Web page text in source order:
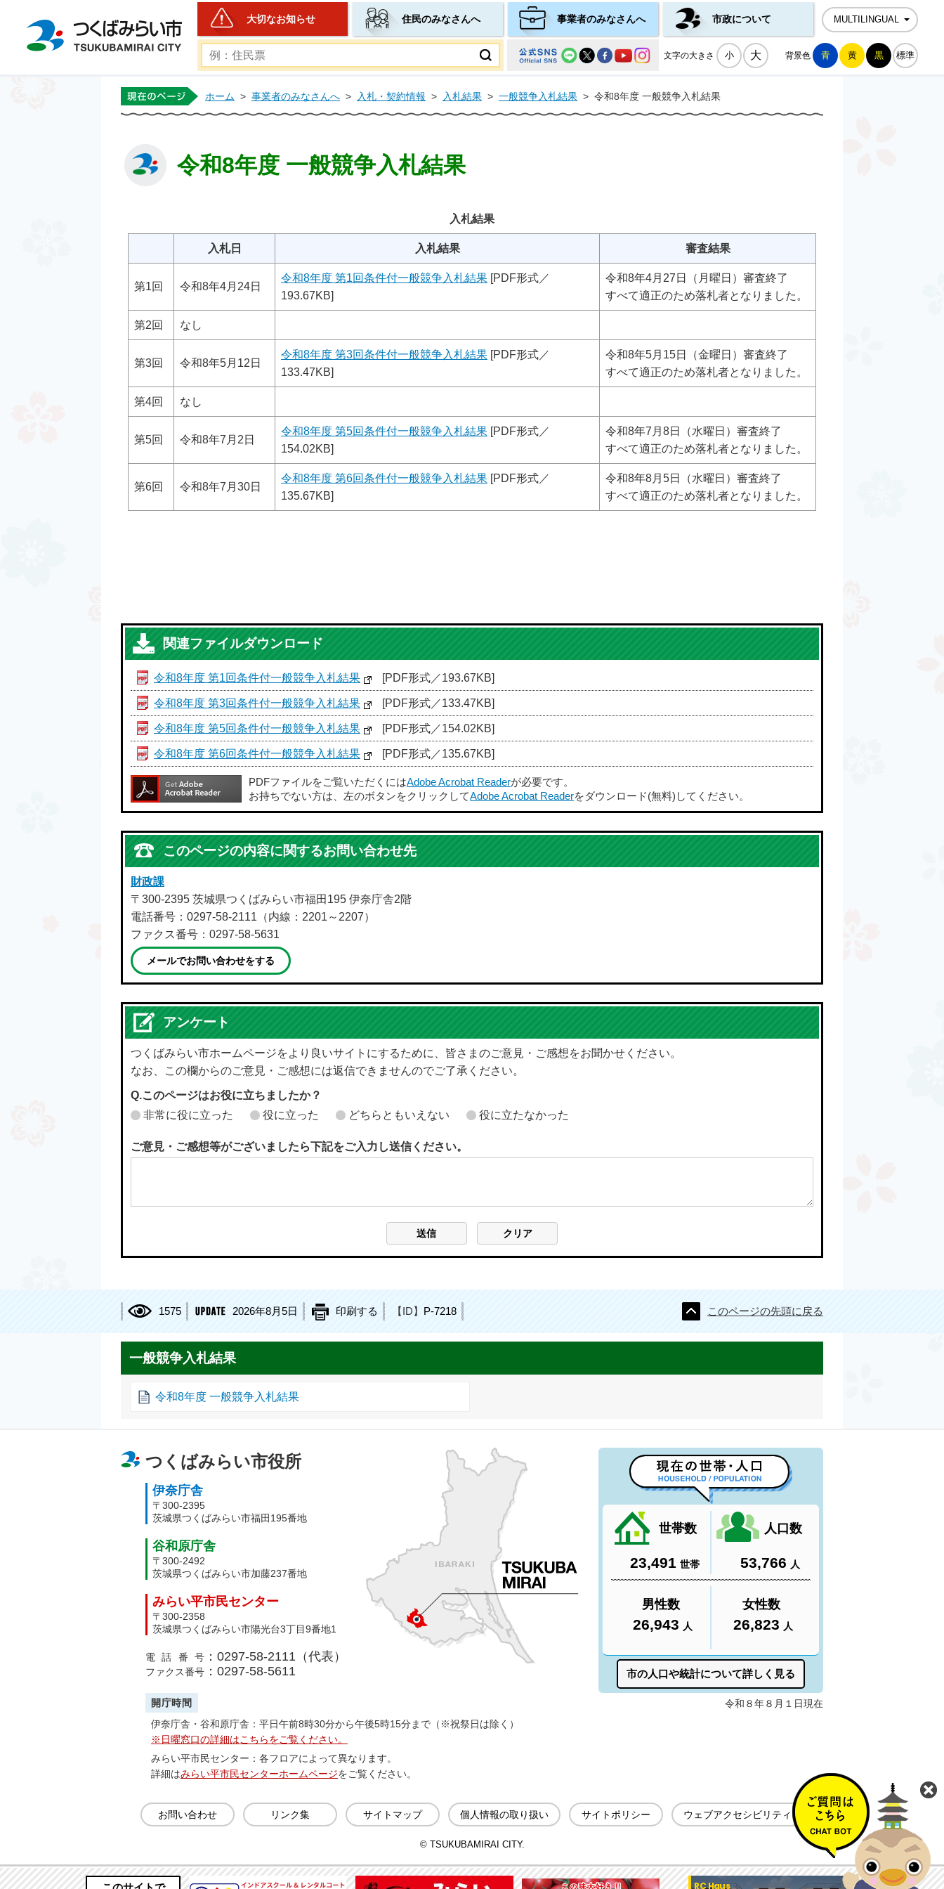
つくばみらい市公式ホームページ
大切なお知らせ 住民のみなさんへ 事業者のみなさんへ 市政について MULTILINGUAL
文字の大きさ 小 大 背景色 青 黄 黒 標準
ホーム > 事業者のみなさんへ > 入札・契約情報 > 入札結果 > 一般競争入札結果 > 令和8年度 一般競争入札結果
令和8年度 一般競争入札結果
入札結果
入札日 入札結果 審査結果
第1回 令和8年4月24日
令和8年度 第1回条件付一般競争入札結果 [PDF形式／
193.67KB]
令和8年4月27日（月曜日）審査終了
すべて適正のため落札者となりました。
第2回 なし
第3回 令和8年5月12日
令和8年度 第3回条件付一般競争入札結果 [PDF形式／
133.47KB]
令和8年5月15日（金曜日）審査終了
すべて適正のため落札者となりました。
第4回 なし
第5回 令和8年7月2日
令和8年度 第5回条件付一般競争入札結果 [PDF形式／
154.02KB]
令和8年7月8日（水曜日）審査終了
すべて適正のため落札者となりました。
第6回 令和8年7月30日
令和8年度 第6回条件付一般競争入札結果 [PDF形式／
135.67KB]
令和8年8月5日（水曜日）審査終了
すべて適正のため落札者となりました。
関連ファイルダウンロード
令和8年度 第1回条件付一般競争入札結果 [PDF形式／193.67KB]
令和8年度 第3回条件付一般競争入札結果 [PDF形式／133.47KB]
令和8年度 第5回条件付一般競争入札結果 [PDF形式／154.02KB]
令和8年度 第6回条件付一般競争入札結果 [PDF形式／135.67KB]
PDFファイルをご覧いただくにはAdobe Acrobat Readerが必要です。
お持ちでない方は、左のボタンをクリックしてAdobe Acrobat Readerをダウンロード(無料)してください。
このページの内容に関するお問い合わせ先
財政課
〒300-2395 茨城県つくばみらい市福田195 伊奈庁舎2階
電話番号：0297-58-2111（内線：2201～2207）
ファクス番号：0297-58-5631
メールでお問い合わせをする
アンケート
つくばみらい市ホームページをより良いサイトにするために、皆さまのご意見・ご感想をお聞かせください。
なお、この欄からのご意見・ご感想には返信できませんのでご了承ください。
Q.このページはお役に立ちましたか？
非常に役に立った
役に立った どちらともいえない 役に立たなかった
ご意見・ご感想等がございましたら下記をご入力し送信ください。
1575 2026年8月5日 印刷する 【ID】 P-7218 このページの先頭に戻る
一般競争入札結果
令和8年度 一般競争入札結果
つくばみらい市役所
伊奈庁舎
〒300-2395
茨城県つくばみらい市福田195番地
谷和原庁舎
〒300-2492
茨城県つくばみらい市加藤237番地
みらい平市民センター
〒300-2358
茨城県つくばみらい市陽光台3丁目9番地1
電話番号 ：0297-58-2111（代表）
ファクス番号 ：0297-58-5611
開庁時間
伊奈庁舎・谷和原庁舎：平日午前8時30分から午後5時15分まで（※祝祭日は除く）
※日曜窓口の詳細はこちらをご覧ください。
みらい平市民センター：各フロアによって異なります。
詳細はみらい平市民センターホームページをご覧ください。
お問い合わせ リンク集 サイトマップ 個人情報の取り扱い サイトポリシー ウェブアクセシビリティ
© TSUKUBAMIRAI CITY.